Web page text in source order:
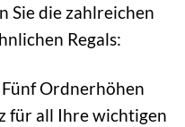
Sie die zahlreichen
Regals:
Fünf Ordnerhöhen
für all Ihre wichtigen